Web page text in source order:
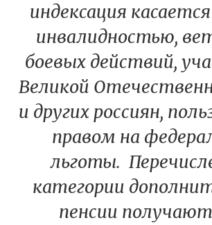
индексация
инвалидностью,
боевых действий,
Великой
и других россиян,
правом на
льготы.
категории
пенсии